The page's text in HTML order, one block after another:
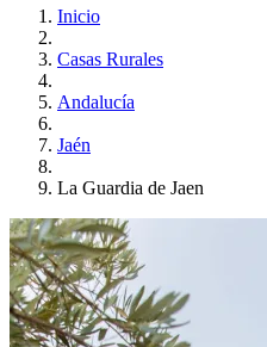
Inicio
Casas Rurales
Andalucía
Jaén
La Guardia de Jaen